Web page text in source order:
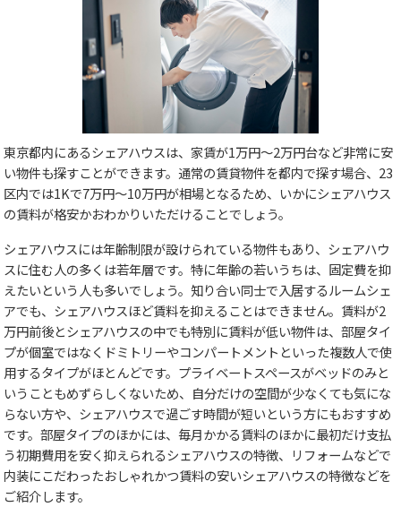
東京都内にあるシェアハウスは、家賃が1万円～2万円台など非常に安
い物件も探すことができます。通常の賃貸物件を都内で探す場合、23
区内では1Kで7万円～10万円が相場となるため、いかにシェアハウス
の賃料が格安かおわかりいただけることでしょう。
シェアハウスには年齢制限が設けられている物件もあり、シェアハウ
スに住む人の多くは若年層です。特に年齢の若いうちは、固定費を抑
えたいという人も多いでしょう。知り合い同士で入居するルームシェ
アでも、シェアハウスほど賃料を抑えることはできません。賃料が2
万円前後とシェアハウスの中でも特別に賃料が低い物件は、部屋タイ
プが個室ではなくドミトリーやコンパートメントといった複数人で使
用するタイプがほとんどです。プライベートスペースがベッドのみと
いうこともめずらしくないため、自分だけの空間が少なくても気にな
らない方や、シェアハウスで過ごす時間が短いという方にもおすすめ
です。部屋タイプのほかには、毎月かかる賃料のほかに最初だけ支払
う初期費用を安く抑えられるシェアハウスの特徴、リフォームなどで
内装にこだわったおしゃれかつ賃料の安いシェアハウスの特徴などを
ご紹介します。